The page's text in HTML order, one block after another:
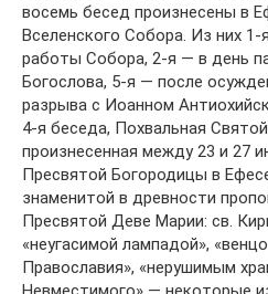
восемь бесед произнесены в
Вселенского Собора. Из них 1-
работы Собора, 2-я — в день
Богослова, 5-я — после
разрыва с Иоанном
4-я беседа, Похвальная
произнесенная между 23 и 27
Пресвятой Богородицы в
знаменитой в древности
Пресвятой Деве Марии: св.
«неугасимой лампадой»,
Православия», «нерушимым